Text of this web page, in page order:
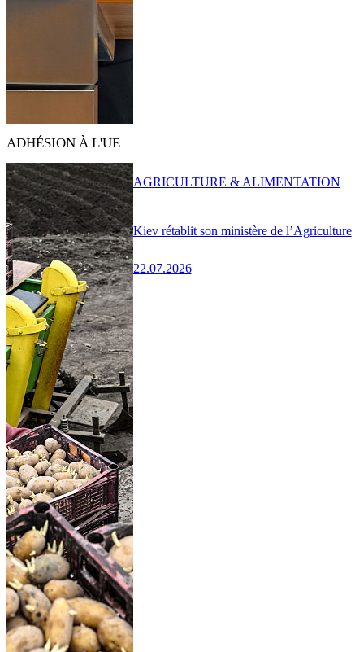
ADHÉSION À L'UE
Kiev rétablit son ministère de l’Agriculture
22.07.2026
AGRICULTURE & ALIMENTATION